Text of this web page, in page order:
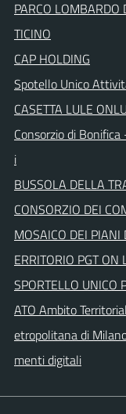
PARCO LOMBARDO
TICINO
CAP HOLDING
Spotello Unico
CASETTA LULE
Consorzio di
i
BUSSOLA DELLA
CONSORZIO DEI
MOSAICO DEI PIANI
ERRITORIO PGT ON
SPORTELLO UNICO
ATO Ambito
etropolitana di
menti digitali